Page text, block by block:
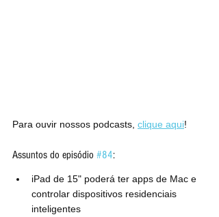
Para ouvir nossos podcasts, clique aqui!
Assuntos do episódio #84:
iPad de 15" poderá ter apps de Mac e
controlar dispositivos residenciais
inteligentes